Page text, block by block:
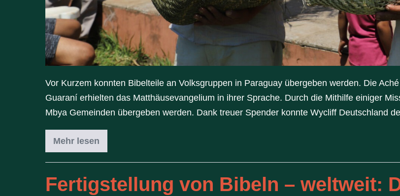
Vor Kurzem konnten Bibelteile an Volksgruppen in Paraguay übergeben werden. Die
Guaraní erhielten das Matthäusevangelium in ihrer Sprache. Durch die Mithilfe einiger
Mbya Gemeinden übergeben werden. Dank treuer Spender konnte Wycliff Deutschland
Mehr lesen
Fertigstellung von Bibeln – weltweit: